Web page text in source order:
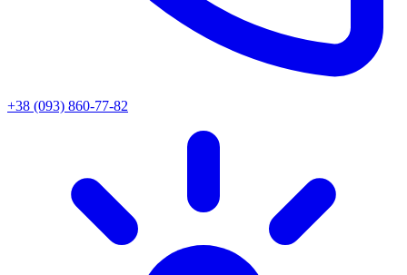
+38 (093) 860-77-82